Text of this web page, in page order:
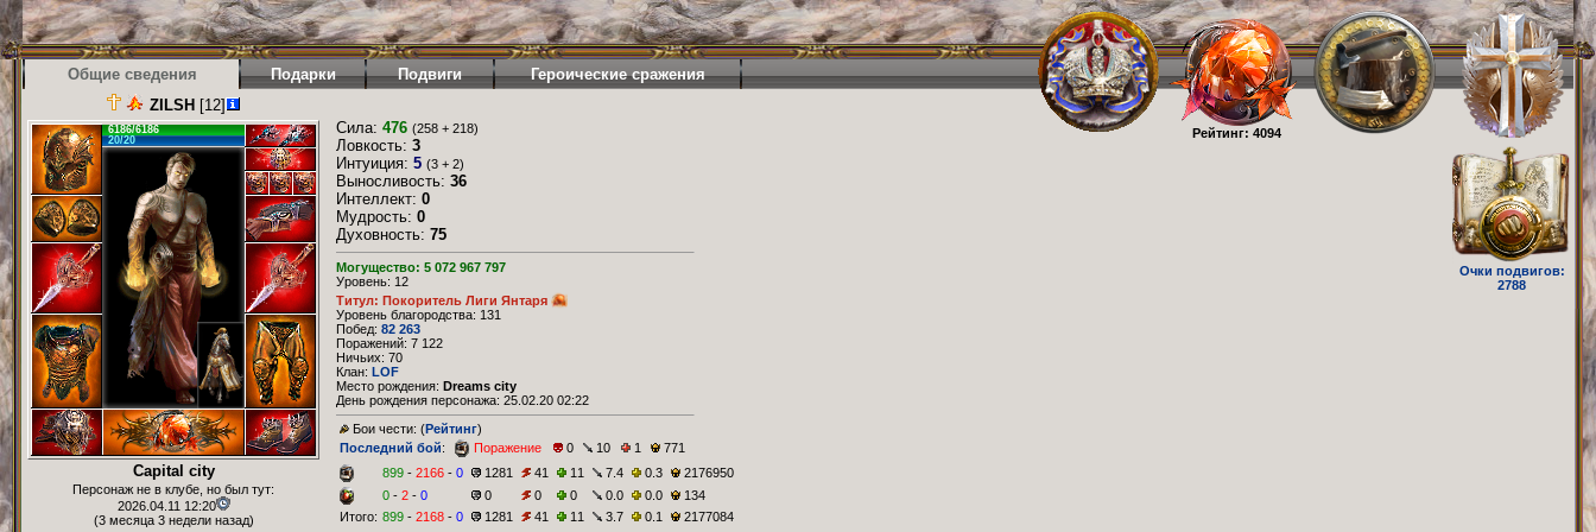
Рейтинг: 4094
Очки подвигов:
2788
Общие сведения Подарки Подвиги
Героические сражения
ZILSH [12]
6186/6186
20/20
Capital city
Персонаж не в клубе, но был тут:
2026.04.11 12:20
(3 месяца 3 недели назад)
Сила: 476 (258 + 218)
Ловкость: 3
Интуиция: 5 (3 + 2)
Выносливость: 36
Интеллект: 0
Мудрость: 0
Духовность: 75
Могущество: 5 072 967 797
Уровень: 12
Титул: Покоритель Лиги Янтаря
Уровень благородства: 131
Побед: 82 263
Поражений: 7 122
Ничьих: 70
Клан: LOF
Место рождения: Dreams city
День рождения персонажа: 25.02.20 02:22
Бои чести: (Рейтинг)
Последний бой: Поражение 0 10 1
771
899 - 2166 - 0 1281 41 11 7.4 0.3
2176950
0 - 2 - 0 0 0 0 0.0 0.0
134
Итого: 899 - 2168 - 0 1281 41 11 3.7 0.1 2177084